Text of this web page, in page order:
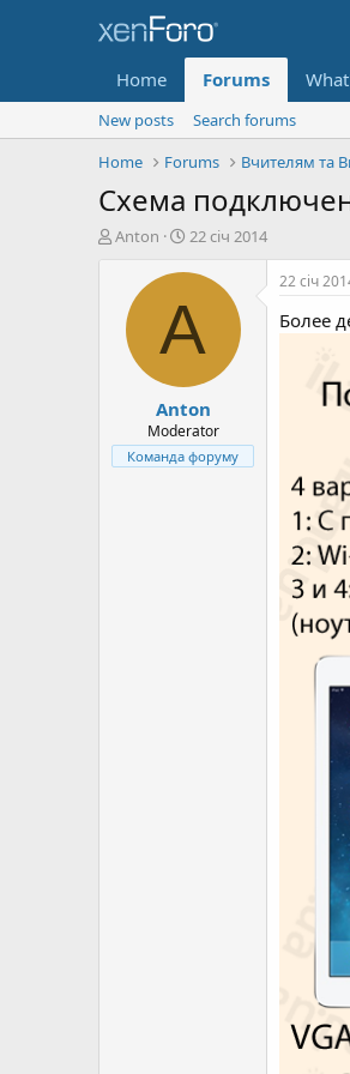
Home Forums
New posts
Search forums
Home
Forums Вчителям та
Схема
А
Anton
Д
т
с
т
о
р
е
н
н
22 січ 2014
A
Anton
Moderator
Команда форуму
22 січ
Более